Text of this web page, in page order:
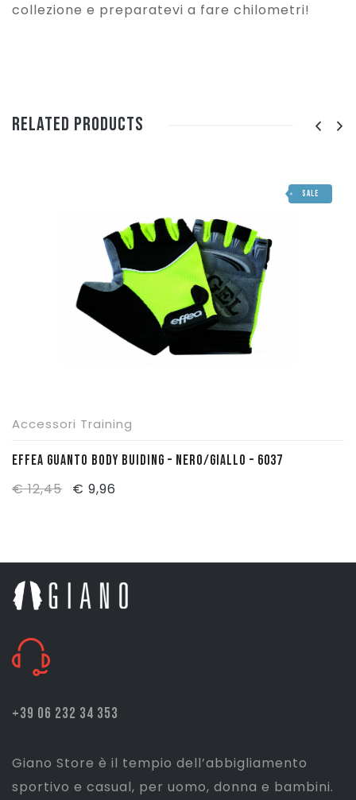
collezione e preparatevi a fare chilometri!
Related Products
SALE
Accessori Training
EFFEA GUANTO BODY BUIDING – NERO/GIALLO – 6037
€12,45
Il
era:
€ 12,45.
€ 9,96
è:
€ 9,96.
+39 06 232 34 353
Giano Store è il tempio dell’abbigliamento
sportivo e casual, per uomo, donna e bambini.